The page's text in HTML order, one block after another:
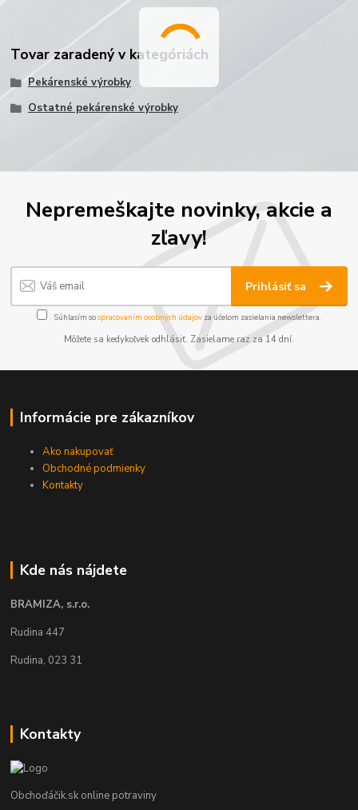
Tovar zaradený v kategóriách
Pekárenské výrobky
Ostatné pekárenské výrobky
Nepremeškajte novinky, akcie a
zľavy!
Prihlásiť sa
Súhlasím sospracovaním osobných údajov za účelom zasielania newslettera.
Môžete sa kedykoľvek odhlásiť. Zasielame raz za 14 dní.
Informácie pre zákazníkov
Ako nakupovať
Obchodné podmienky
Kontakty
Kde nás nájdete
BRAMIZA, s.r.o.
Rudina 447
Rudina, 023 31
Kontakty
Obchoďáčik.sk online potraviny